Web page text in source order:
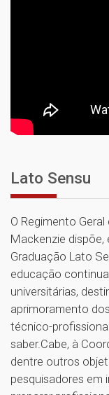
Lato Sensu
O Regimento
Mackenzie dispõe,
Graduação Lato
educação
universitárias,
aprimoramento
técnico-
saber.Cabe, à
dentre outros
pesquisadores em